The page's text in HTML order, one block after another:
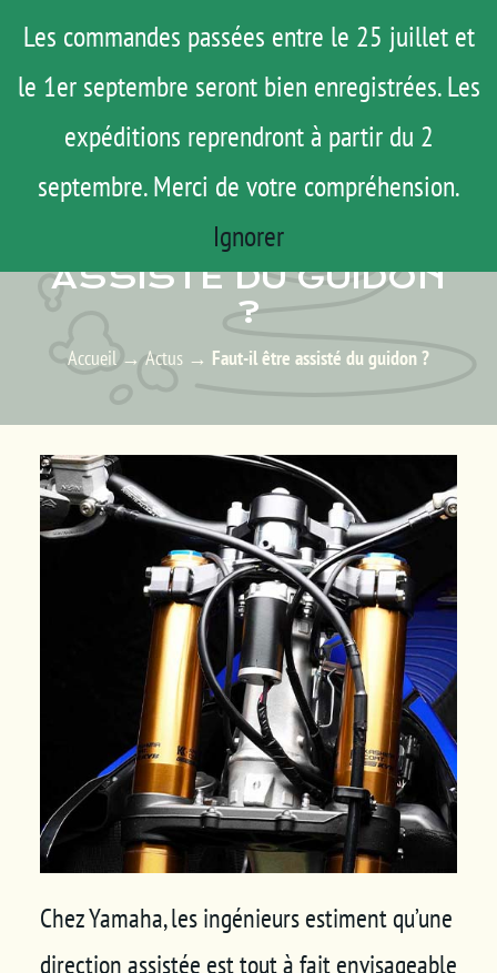
Les commandes passées entre le 25 juillet et
le 1er septembre seront bien enregistrées. Les
expéditions reprendront à partir du 2
septembre. Merci de votre compréhension.
Ignorer
contenu
Menu
ROAD TRIP
ACTUS
TESTS
AGENDA
TUTOS
Mon Compte
Panier
ACTUS – LES ACTUALITÉS
FAUT-IL ÊTRE
ASSISTÉ DU GUIDON
?
Accueil → Actus → Faut-il être assisté du guidon ?
Chez Yamaha, les ingénieurs estiment qu’une
direction assistée est tout à fait envisageable